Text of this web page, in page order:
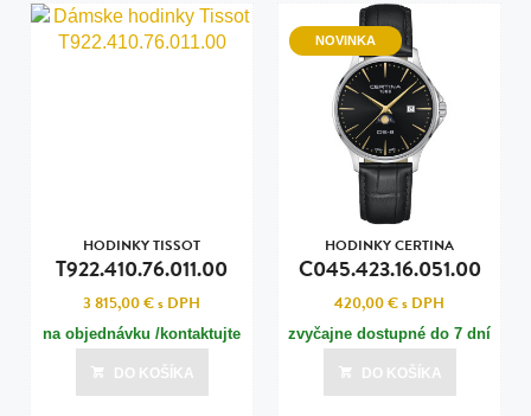
HODINKY TISSOT
T922.410.76.011.00
3 815,00 €s DPH
na objednávku /kontaktujte
nás pre termín dodania/
DO KOŠÍKA
NOVINKA
HODINKY CERTINA
C045.423.16.051.00
420,00 €s DPH
zvyčajne dostupné do 7 dní
DO KOŠÍKA